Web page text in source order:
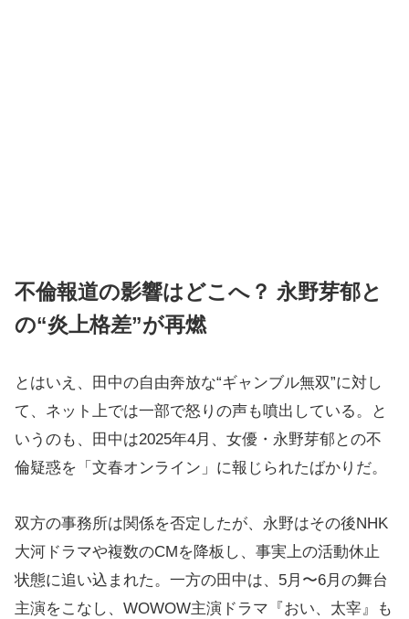
不倫報道の影響はどこへ？ 永野芽郁と
の“炎上格差”が再燃
とはいえ、田中の自由奔放な“ギャンブル無双”に対し
て、ネット上では一部で怒りの声も噴出している。と
いうのも、田中は2025年4月、女優・永野芽郁との不
倫疑惑を「文春オンライン」に報じられたばかりだ。
双方の事務所は関係を否定したが、永野はその後NHK
大河ドラマや複数のCMを降板し、事実上の活動休止
状態に追い込まれた。一方の田中は、5月〜6月の舞台
主演をこなし、WOWOW主演ドラマ『おい、太宰』も